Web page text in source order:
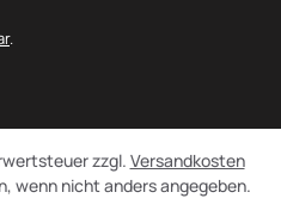
.
zzgl. Versandkosten
wenn nicht anders angegeben.